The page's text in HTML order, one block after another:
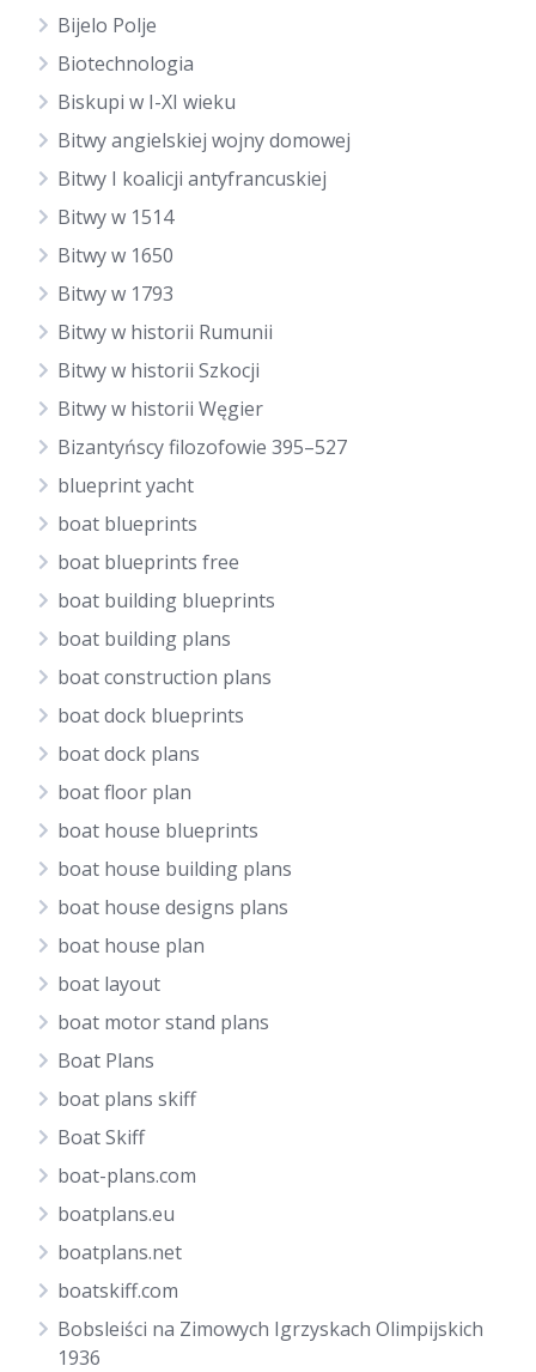
Bijelo Polje
Biotechnologia
Biskupi w I-XI wieku
Bitwy angielskiej wojny domowej
Bitwy I koalicji antyfrancuskiej
Bitwy w 1514
Bitwy w 1650
Bitwy w 1793
Bitwy w historii Rumunii
Bitwy w historii Szkocji
Bitwy w historii Węgier
Bizantyńscy filozofowie 395–527
blueprint yacht
boat blueprints
boat blueprints free
boat building blueprints
boat building plans
boat construction plans
boat dock blueprints
boat dock plans
boat floor plan
boat house blueprints
boat house building plans
boat house designs plans
boat house plan
boat layout
boat motor stand plans
Boat Plans
boat plans skiff
Boat Skiff
boat-plans.com
boatplans.eu
boatplans.net
boatskiff.com
Bobsleiści na Zimowych Igrzyskach Olimpijskich
1936